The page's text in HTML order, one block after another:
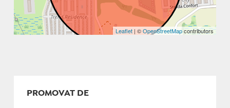
Leaflet | ©OpenStreetMapcontributors
PROMOVAT DE